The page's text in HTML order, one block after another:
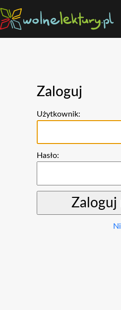
Zaloguj
Użytkownik:
Hasło: